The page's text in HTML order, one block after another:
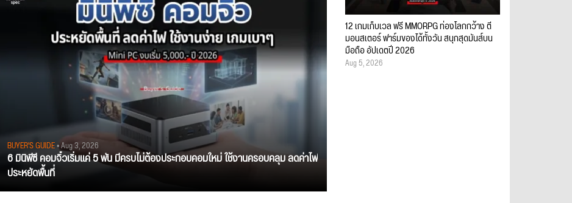
BUYER'S GUIDE• Aug 3, 2026
6 มินิพีซี คอมจิ๋วเริ่มแค่ 5 พัน มีครบไม่ต้องประกอบคอมใหม่ ใช้งานครอบคลุม ลดค่าไฟ
ประหยัดพื้นที่
12 เกมเก็บเวล ฟรี MMORPG ท่องโลกกว้าง ตี
มอนสเตอร์ ฟาร์มของได้ทั้งวัน สนุกสุดมันส์บน
มือถือ อัปเดตปี 2026
Aug 5, 2026